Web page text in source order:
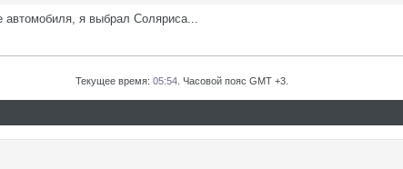
автомобиля, я выбрал Соляриса...
Текущее время: 05:54 . Часовой пояс GMT +3.